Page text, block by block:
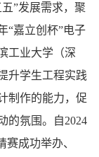
”发展需求，聚
“嘉立创杯”电子
工业大学（深
升学生工程实践
制作的能力，促
的氛围。自2024
赛成功举办、